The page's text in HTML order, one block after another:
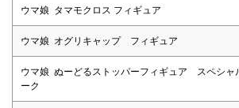
ウマ娘 タマモクロス フィギュア
ウマ娘 オグリキャップ フィギュア
ウマ娘 ぬーどるストッパーフィギュア スペシャ
ーク